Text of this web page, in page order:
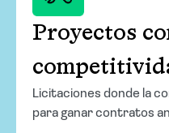
Proyectos
Licitaciones donde la
para ganar contratos